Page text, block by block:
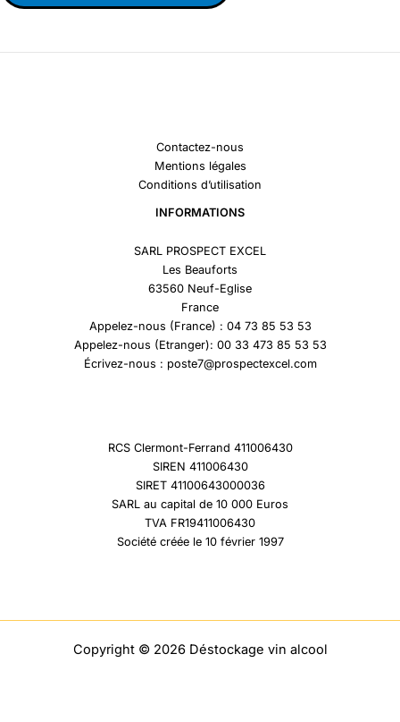
Contactez-nous
Mentions légales
Conditions d’utilisation
INFORMATIONS
SARL PROSPECT EXCEL
Les Beauforts
63560 Neuf-Eglise
France
Appelez-nous (France) : 04 73 85 53 53
Appelez-nous (Etranger): 00 33 473 85 53 53
Écrivez-nous : poste7@prospectexcel.com
RCS Clermont-Ferrand 411006430
SIREN 411006430
SIRET 41100643000036
SARL au capital de 10 000 Euros
TVA FR19411006430
Société créée le 10 février 1997
Copyright © 2026 Déstockage vin alcool